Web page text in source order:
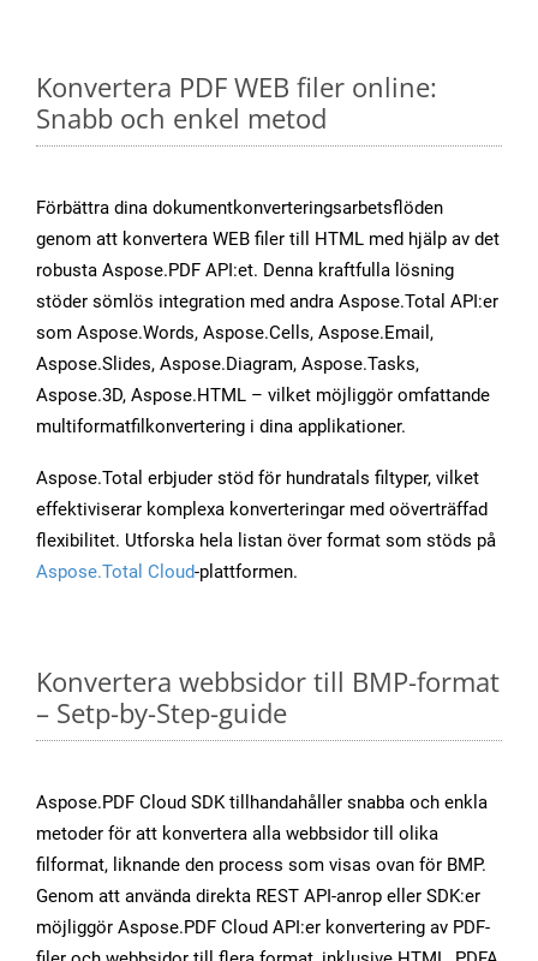
Konvertera PDF WEB filer online:
Snabb och enkel metod
Förbättra dina dokumentkonverteringsarbetsflöden
genom att konvertera WEB filer till HTML med hjälp av det
robusta Aspose.PDF API:et. Denna kraftfulla lösning
stöder sömlös integration med andra Aspose.Total API:er
som Aspose.Words, Aspose.Cells, Aspose.Email,
Aspose.Slides, Aspose.Diagram, Aspose.Tasks,
Aspose.3D, Aspose.HTML – vilket möjliggör omfattande
multiformatfilkonvertering i dina applikationer.
Aspose.Total erbjuder stöd för hundratals filtyper, vilket
effektiviserar komplexa konverteringar med oöverträffad
flexibilitet. Utforska hela listan över format som stöds på
Aspose.Total Cloud-plattformen.
Konvertera webbsidor till BMP-format
– Setp-by-Step-guide
Aspose.PDF Cloud SDK tillhandahåller snabba och enkla
metoder för att konvertera alla webbsidor till olika
filformat, liknande den process som visas ovan för BMP.
Genom att använda direkta REST API-anrop eller SDK:er
möjliggör Aspose.PDF Cloud API:er konvertering av PDF-